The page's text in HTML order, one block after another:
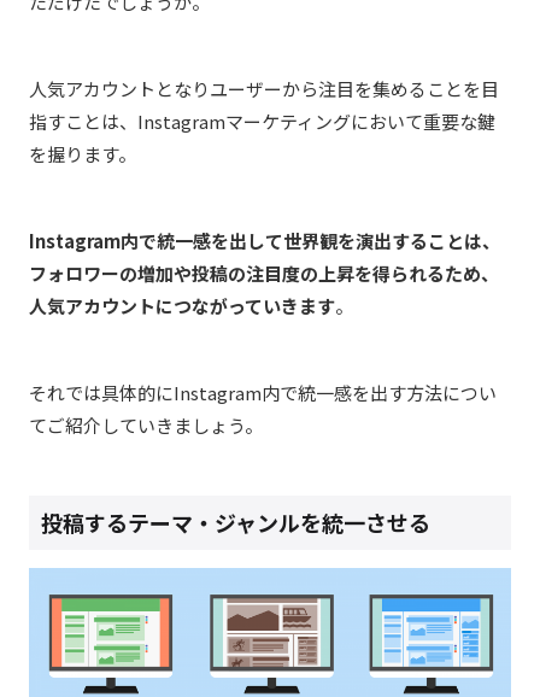
人気アカウントとなりユーザーから注目を集めることを目
指すことは、Instagramマーケティングにおいて重要な鍵
を握ります。
Instagram内で統一感を出して世界観を演出することは、
フォロワーの増加や投稿の注目度の上昇を得られるため、
人気アカウントにつながっていきます。
それでは具体的にInstagram内で統一感を出す方法につい
てご紹介していきましょう。
投稿するテーマ・ジャンルを統一させる